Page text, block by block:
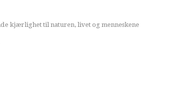
kjærlighet til naturen, livet og menneskene